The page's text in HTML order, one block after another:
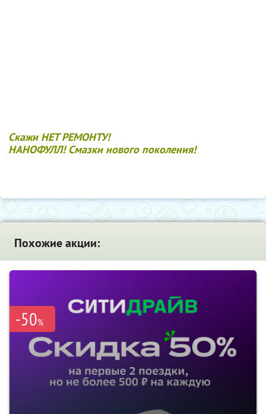
Скажи НЕТ РЕМОНТУ!
НАНОФУЛЛ! Смазки нового поколения!
Похожие акции:
-50%